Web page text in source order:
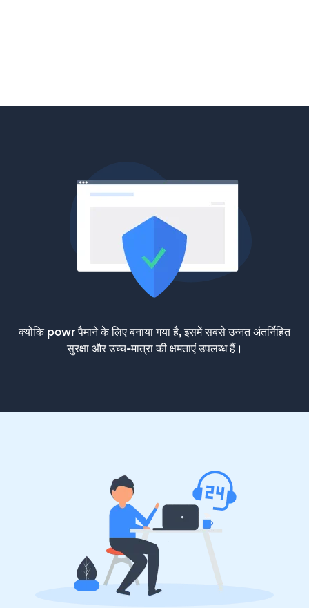
क्योंकि powr पैमाने के लिए बनाया गया है, इसमें सबसे उन्नत अंतर्निहित
सुरक्षा और उच्च-मात्रा की क्षमताएं उपलब्ध हैं।